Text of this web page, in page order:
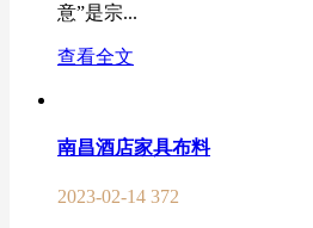
意”是宗...
查看全文
南昌酒店家具布料
2023-02-14 372